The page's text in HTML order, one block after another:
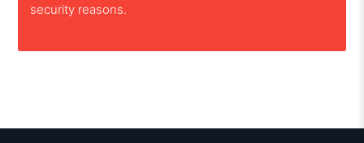
security reasons.